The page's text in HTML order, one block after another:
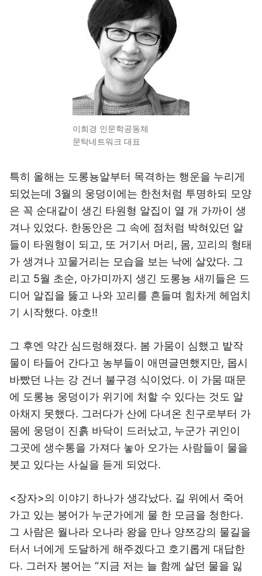
이희경 인문학공동체
문탁네트워크 대표
특히 올해는 도롱뇽알부터 목격하는 행운을 누리게
되었는데 3월의 웅덩이에는 한천처럼 투명하되 모양
은 꼭 순대같이 생긴 타원형 알집이 열 개 가까이 생
겨나 있었다. 한동안은 그 속에 점처럼 박혀있던 알
들이 타원형이 되고, 또 거기서 머리, 몸, 꼬리의 형태
가 생겨나 꼬물거리는 모습을 보는 낙에 살았다. 그
리고 5월 초순, 아가미까지 생긴 도롱뇽 새끼들은 드
디어 알집을 뚫고 나와 꼬리를 흔들며 힘차게 헤엄치
기 시작했다. 야호!!
그 후엔 약간 심드렁해졌다. 봄 가뭄이 심했고 밭작
물이 타들어 간다고 농부들이 애면글면했지만, 몹시
바빴던 나는 강 건너 불구경 식이었다. 이 가뭄 때문
에 도롱뇽 웅덩이가 위기에 처할 수 있다는 것도 알
아채지 못했다. 그러다가 산에 다녀온 친구로부터 가
뭄에 웅덩이 진흙 바닥이 드러났고, 누군가 귀인이
그곳에 생수통을 가져다 놓아 오가는 사람들이 물을
붓고 있다는 사실을 듣게 되었다.
<장자>의 이야기 하나가 생각났다. 길 위에서 죽어
가고 있는 붕어가 누군가에게 물 한 모금을 청한다.
그 사람은 월나라 오나라 왕을 만나 양쯔강의 물길을
터서 너에게 도달하게 해주겠다고 호기롭게 대답한
다. 그러자 붕어는 “지금 저는 늘 함께 살던 물을 잃